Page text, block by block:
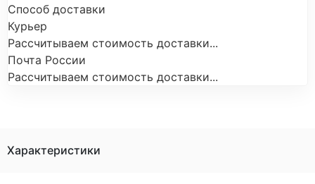
Способ доставки
Курьер
Рассчитываем стоимость доставки...
Почта России
Рассчитываем стоимость доставки...
Характеристики